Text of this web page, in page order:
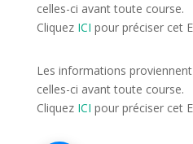
celles-ci avant toute course.
Cliquez ICI pour préciser cet
Les informations
celles-ci avant toute course.
Cliquez ICI pour préciser cet